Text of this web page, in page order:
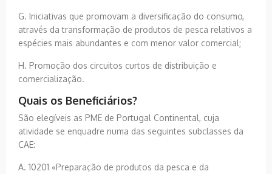
G. Iniciativas que promovam a diversificação do consumo,
através da transformação de produtos de pesca relativos a
espécies mais abundantes e com menor valor comercial;
H. Promoção dos circuitos curtos de distribuição e
comercialização.
Quais os Beneficiários?
São elegíveis as PME de Portugal Continental, cuja
atividade se enquadre numa das seguintes subclasses da
CAE:
A. 10201 «Preparação de produtos da pesca e da